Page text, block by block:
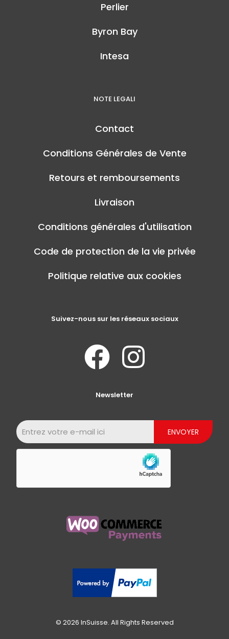
Perlier
Byron Bay
Intesa
NOTE LEGALI
Contact
Conditions Générales de Vente
Retours et remboursements
Livraison
Conditions générales d'utilisation
Code de protection de la vie privée
Politique relative aux cookies
Suivez-nous sur les réseaux sociaux
Newsletter
© 2026 InSuisse. All Rights Reserved